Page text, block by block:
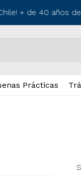
+ de 40 años
Prácticas